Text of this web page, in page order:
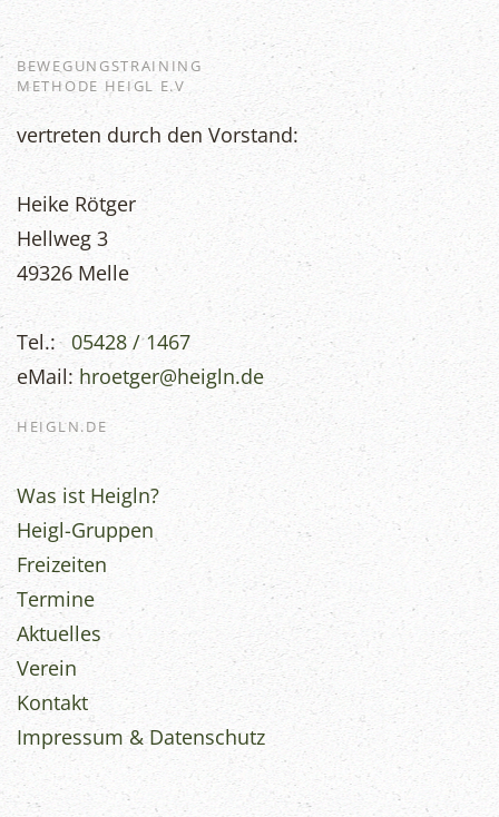
BEWEGUNGSTRAINING
METHODE HEIGL E.V
vertreten durch den Vorstand:
Heike Rötger
Hellweg 3
49326 Melle
Tel.:
05428 / 1467
eMail: hroetger@heigln.de
HEIGLN.DE
Was ist Heigln?
Heigl-Gruppen
Freizeiten
Termine
Aktuelles
Verein
Kontakt
Impressum & Datenschutz